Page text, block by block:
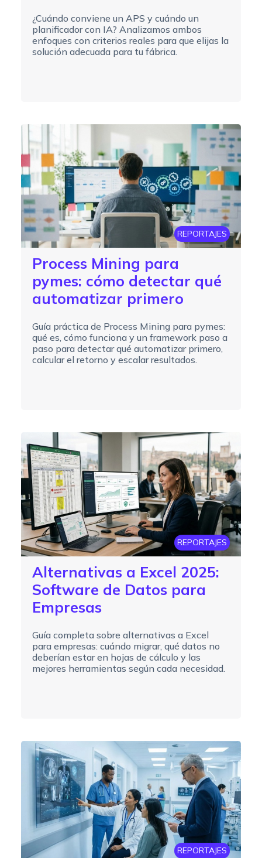
¿Cuándo conviene un APS y cuándo un
planificador con IA? Analizamos ambos
enfoques con criterios reales para que elijas la
solución adecuada para tu fábrica.
REPORTAJES
Process Mining para
pymes: cómo detectar qué
automatizar primero
Guía práctica de Process Mining para pymes:
qué es, cómo funciona y un framework paso a
paso para detectar qué automatizar primero,
calcular el retorno y escalar resultados.
REPORTAJES
Alternativas a Excel 2025:
Software de Datos para
Empresas
Guía completa sobre alternativas a Excel
para empresas: cuándo migrar, qué datos no
deberían estar en hojas de cálculo y las
mejores herramientas según cada necesidad.
REPORTAJES